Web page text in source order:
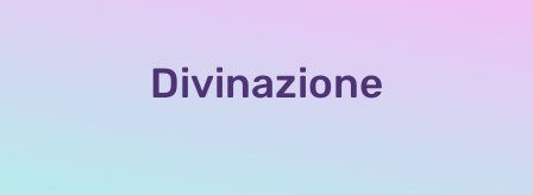
Divinazione